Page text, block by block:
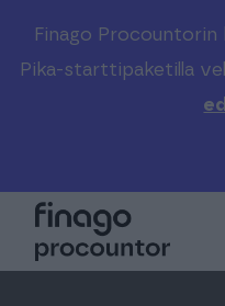
Finago
Pika-starttipaketilla
Etsi
Global (EN)
Solo
Sopimuskone
Kenelle
Tilitoimistoille